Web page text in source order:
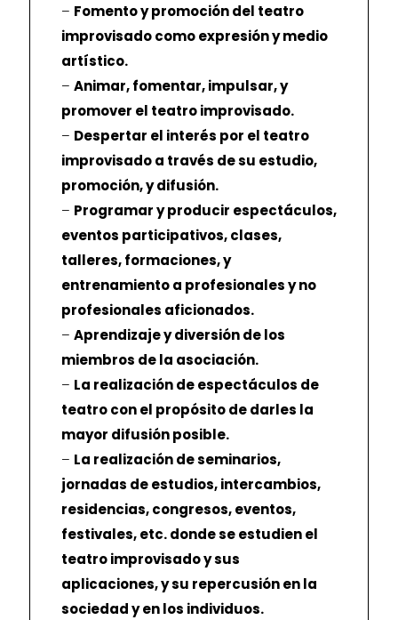
– Fomento y promoción del teatro
improvisado como expresión y medio
artístico.
– Animar, fomentar, impulsar, y
promover el teatro improvisado.
– Despertar el interés por el teatro
improvisado a través de su estudio,
promoción, y difusión.
– Programar y producir espectáculos,
eventos participativos, clases,
talleres, formaciones, y
entrenamiento a profesionales y no
profesionales aficionados.
– Aprendizaje y diversión de los
miembros de la asociación.
– La realización de espectáculos de
teatro con el propósito de darles la
mayor difusión posible.
– La realización de seminarios,
jornadas de estudios, intercambios,
residencias, congresos, eventos,
festivales, etc. donde se estudien el
teatro improvisado y sus
aplicaciones, y su repercusión en la
sociedad y en los individuos.